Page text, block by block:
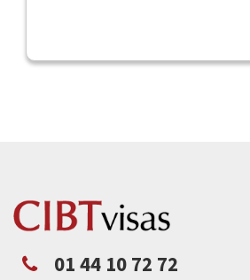
01 44 10 72 72